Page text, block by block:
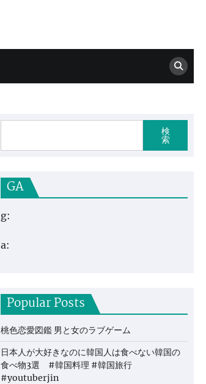
検
索
GA
g:
a:
Popular Posts
桃色恋愛図鑑 男と女のラブゲーム
日本人が大好きなのに韓国人は食べない韓国の
食べ物3選 #韓国料理 #韓国旅行
#youtuberjin